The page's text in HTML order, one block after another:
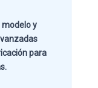
y
para